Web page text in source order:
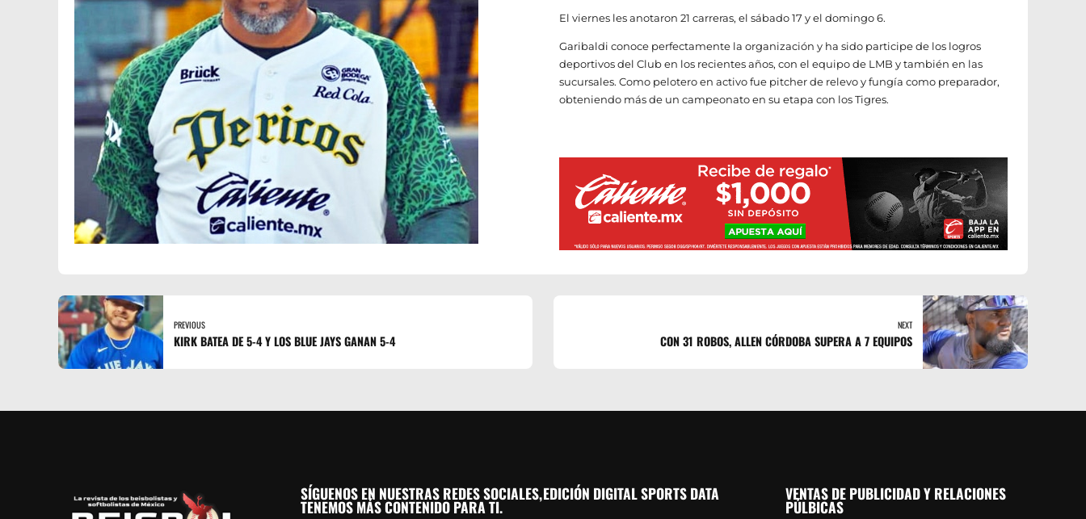
El viernes les anotaron 21 carreras, el sábado 17 y el domingo 6.
Garibaldi conoce perfectamente la organización y ha sido participe de los logros
deportivos del Club en los recientes años, con el equipo de LMB y también en las
sucursales. Como pelotero en activo fue pitcher de relevo y fungía como preparador,
obteniendo más de un campeonato en su etapa con los Tigres.
PREVIOUS
KIRK BATEA DE 5-4 Y LOS BLUE JAYS GANAN 5-4
NEXT
CON 31 ROBOS, ALLEN CÓRDOBA SUPERA A 7 EQUIPOS
SÍGUENOS EN NUESTRAS REDES SOCIALES,
TENEMOS MÁS CONTENIDO PARA TI.
EDICIÓN DIGITAL SPORTS DATA VENTAS DE PUBLICIDAD Y RELACIONES
PÚLBICAS